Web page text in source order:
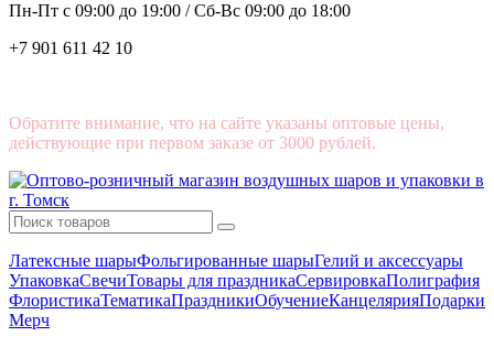
Пн-Пт с 09:00 до 19:00 /Сб-Вс 09:00 до 18:00
+7 901 611 42 10
Обратите внимание, что на сайте указаны оптовые цены,
действующие при первом заказе от 3000 рублей.
Латексные шарыФольгированные шарыГелий и аксессуары
УпаковкаСвечиТовары для праздникаСервировкаПолиграфия
ФлористикаТематикаПраздникиОбучениеКанцелярияПодарки
Мерч